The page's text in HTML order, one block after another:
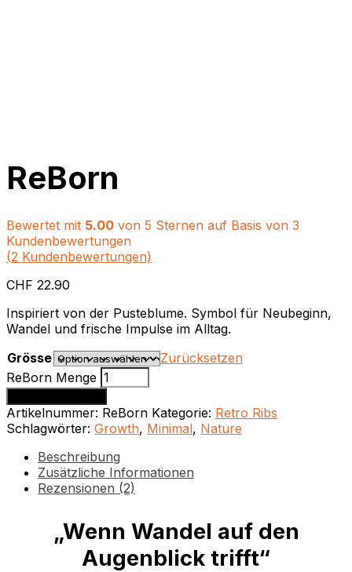
ReBorn
Bewertet mit 5.00 von 5 Sternen auf Basis von 3
Kundenbewertungen
(2 Kundenbewertungen)
CHF 22.90
Inspiriert von der Pusteblume. Symbol für Neubeginn,
Wandel und frische Impulse im Alltag.
Grösse
Zurücksetzen
ReBorn Menge
Artikelnummer: ReBorn Kategorie: Retro Ribs
Schlagwörter: Growth, Minimal, Nature
Beschreibung
Zusätzliche Informationen
Rezensionen (2)
„Wenn Wandel auf den
Augenblick trifft“